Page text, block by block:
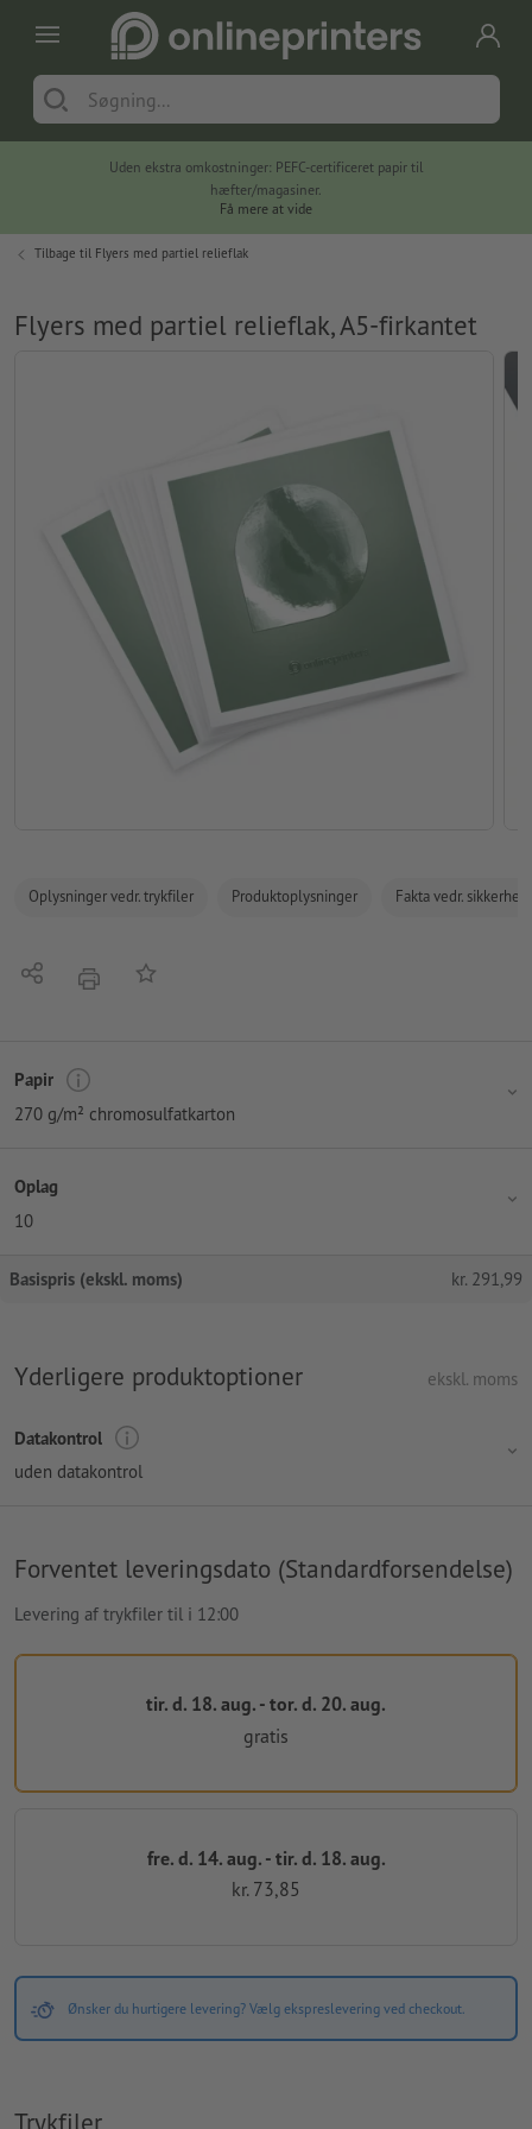
Uden ekstra omkostninger: PEFC-certificeret papir til
hæfter/magasiner.
Få mere at vide
Tilbage til Flyers med partiel relieflak
Flyers med partiel relieflak, A5-firkantet
Oplysninger vedr. trykfiler Produktoplysninger Fakta vedr.
Del tryk Tilføj til huskelisten
Papir
270 g/m² chromosulfatkarton
Oplag
10
Basispris (ekskl. moms) kr. 291,99
Yderligere produktoptioner ekskl. moms
Datakontrol
uden datakontrol
Forventet leveringsdato (Standardforsendelse)
Levering af trykfiler til i 12:00
tir. d. 18. aug. - tor. d. 20. aug.
gratis
fre. d. 14. aug. - tir. d. 18. aug.
kr. 73,85
Ønsker du hurtigere levering? Vælg ekspreslevering ved checkout.
Trykfiler